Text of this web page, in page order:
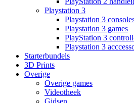
Playstation 3
Playstation 3
Playstation 3 games
PlayStation 3
Playstation 3
Starterbundels
3D Prints
Overige
Overige games
Videotheek
Gidsen